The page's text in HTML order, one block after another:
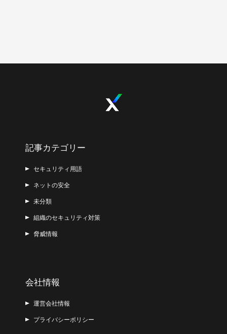
記事カテゴリー
セキュリティ用語
ネットの安全
未分類
組織のセキュリティ対策
脅威情報
会社情報
運営会社情報
プライバシーポリシー